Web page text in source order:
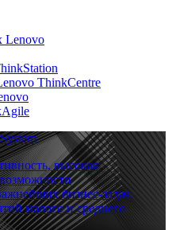
Lenovo
ThinkCentre
высокая
бизнес-задач.
малого и среднего